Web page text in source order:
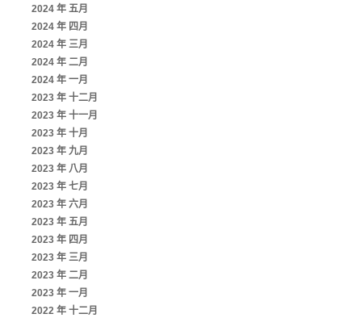
2024 年 五月
2024 年 四月
2024 年 三月
2024 年 二月
2024 年 一月
2023 年 十二月
2023 年 十一月
2023 年 十月
2023 年 九月
2023 年 八月
2023 年 七月
2023 年 六月
2023 年 五月
2023 年 四月
2023 年 三月
2023 年 二月
2023 年 一月
2022 年 十二月